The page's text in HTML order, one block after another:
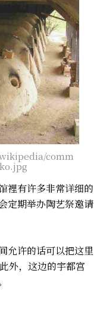
comm
裡有许多非常详细的
定期举办陶艺祭邀请
允许的话可以把这里
外，这边的宇都宫